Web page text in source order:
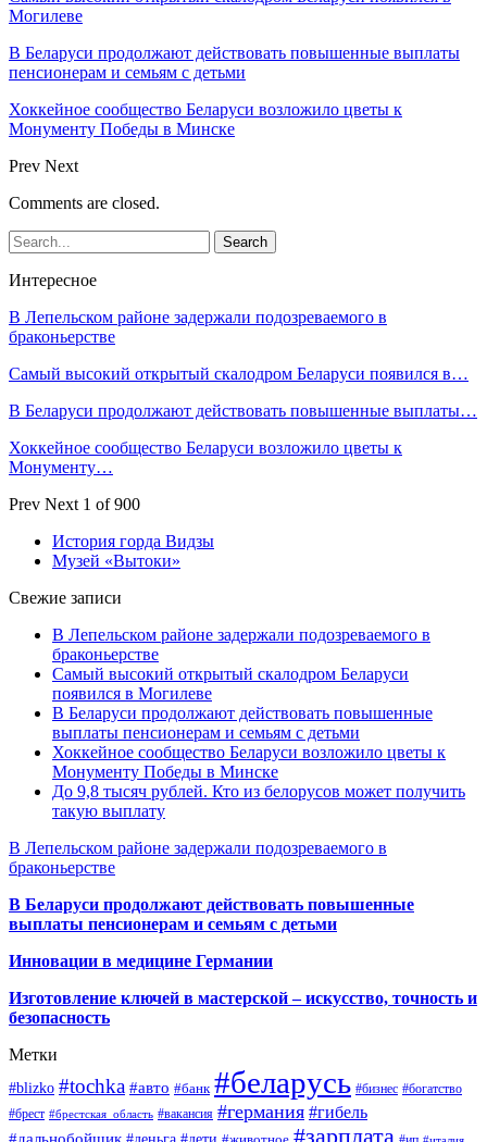
Могилеве
В Беларуси продолжают действовать повышенные выплаты
пенсионерам и семьям с детьми
Хоккейное сообщество Беларуси возложило цветы к
Монументу Победы в Минске
Prev Next
Comments are closed.
Интересное
В Лепельском районе задержали подозреваемого в
браконьерстве
Самый высокий открытый скалодром Беларуси появился в…
В Беларуси продолжают действовать повышенные выплаты…
Хоккейное сообщество Беларуси возложило цветы к
Монументу…
Prev Next 1 of 900
История горда Видзы
Музей «Вытоки»
Свежие записи
В Лепельском районе задержали подозреваемого в
браконьерстве
Самый высокий открытый скалодром Беларуси
появился в Могилеве
В Беларуси продолжают действовать повышенные
выплаты пенсионерам и семьям с детьми
Хоккейное сообщество Беларуси возложило цветы к
Монументу Победы в Минске
До 9,8 тысяч рублей. Кто из белорусов может получить
такую выплату
В Лепельском районе задержали подозреваемого в
браконьерстве
В Беларуси продолжают действовать повышенные
выплаты пенсионерам и семьям с детьми
Инновации в медицине Германии
Изготовление ключей в мастерской – искусство, точность и
безопасность
Метки
#blizko #tochka #авто #банк #беларусь #бизнес #богатство
#брест #брестская_область #вакансия #германия #гибель
#зарплата